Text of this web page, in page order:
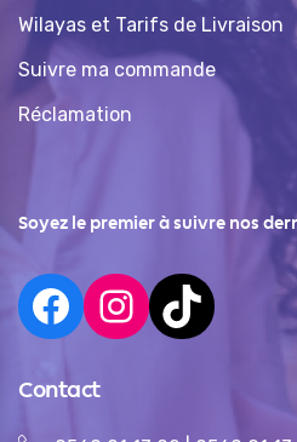
Wilayas et Tarifs de Livraison
Suivre ma commande
Réclamation
Soyez le premier à suivre nos
Contact